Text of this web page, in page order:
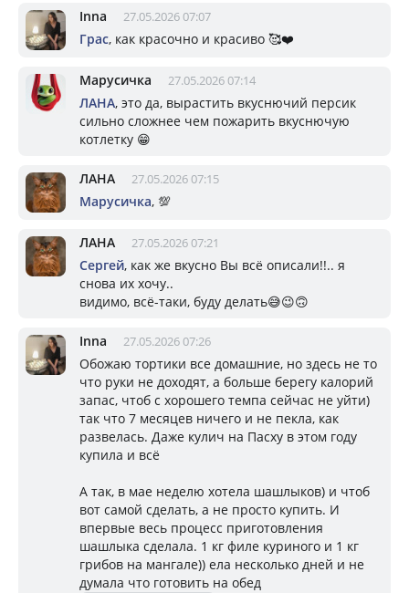
Inna 27.05.2026 07:07
Грас, как красочно и красиво 🥰❤️
Марусичка 27.05.2026 07:14
ЛАНА, это да, вырастить вкуснючий персик
сильно сложнее чем пожарить вкуснючую
котлетку 😁
ЛАНА 27.05.2026 07:15
Марусичка, 💯
ЛАНА 27.05.2026 07:21
Сергей, как же вкусно Вы всё описали!!.. я
снова их хочу..
видимо, всё-таки, буду делать😅😉🙃
Inna 27.05.2026 07:26
Обожаю тортики все домашние, но здесь не то
что руки не доходят, а больше берегу калорий
запас, чтоб с хорошего темпа сейчас не уйти)
так что 7 месяцев ничего и не пекла, как
развелась. Даже кулич на Пасху в этом году
купила и всё
А так, в мае неделю хотела шашлыков) и чтоб
вот самой сделать, а не просто купить. И
впервые весь процесс приготовления
шашлыка сделала. 1 кг филе куриного и 1 кг
грибов на мангале)) ела несколько дней и не
думала что готовить на обед